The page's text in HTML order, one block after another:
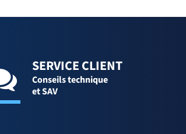
SERVICE CLIENT
Conseils technique
et SAV